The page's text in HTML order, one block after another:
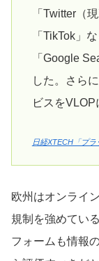
「Twitter（
「TikTok」
「Google
した。さら
ビスをVLOP
日経XTECH「プ
欧州はオンライ
規制を強めてい
フォームも情報